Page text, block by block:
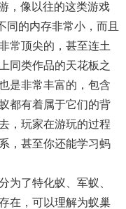
，像以往的这类游戏
同的内存非常小，而且
常顶尖的，甚至连土
同类作品的天花板之
是非常丰富的，包含
都有着属于它们的背
，玩家在游玩的过程
，甚至你还能学习蚂
为了特化蚁、军蚁、
在，可以理解为蚁巢